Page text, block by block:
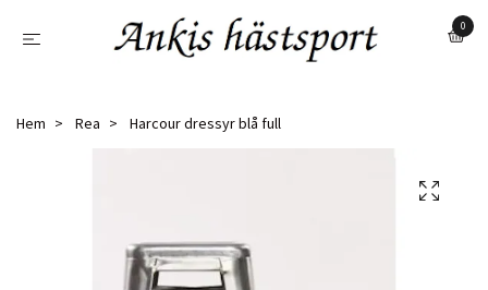
0
Hem Rea Harcour dressyr blå full